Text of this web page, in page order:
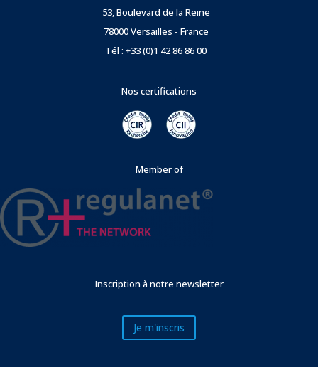
53, Boulevard de la Reine
78000 Versailles - France
Tél : +33 (0)1 42 86 86 00
Nos certifications
Member of
Inscription à notre newsletter
Je m'inscris